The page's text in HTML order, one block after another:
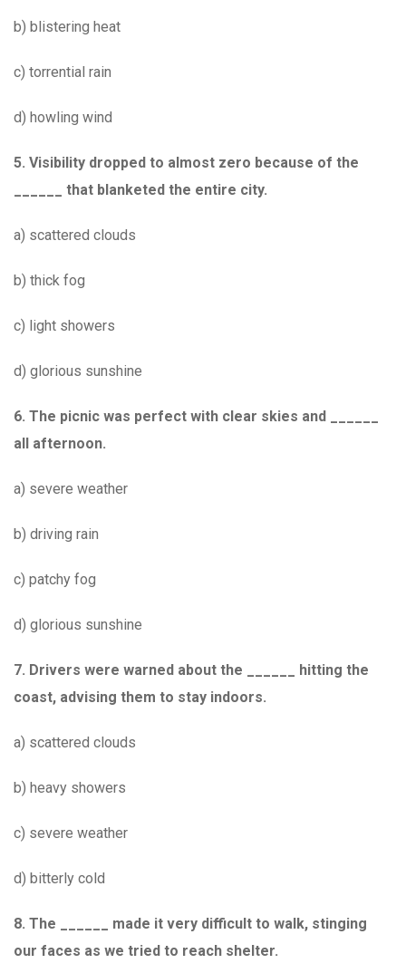
b) blistering heat
c) torrential rain
d) howling wind
5. Visibility dropped to almost zero because of the
______ that blanketed the entire city.
a) scattered clouds
b) thick fog
c) light showers
d) glorious sunshine
6. The picnic was perfect with clear skies and ______
all afternoon.
a) severe weather
b) driving rain
c) patchy fog
d) glorious sunshine
7. Drivers were warned about the ______ hitting the
coast, advising them to stay indoors.
a) scattered clouds
b) heavy showers
c) severe weather
d) bitterly cold
8. The ______ made it very difficult to walk, stinging
our faces as we tried to reach shelter.